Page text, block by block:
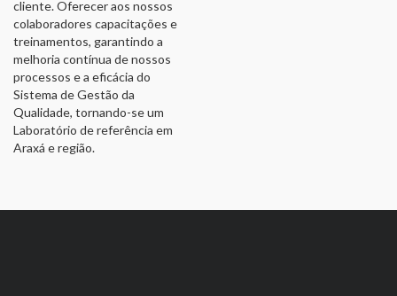
cliente. Oferecer aos nossos
colaboradores capacitações e
treinamentos, garantindo a
melhoria contínua de nossos
processos e a eficácia do
Sistema de Gestão da
Qualidade, tornando-se um
Laboratório de referência em
Araxá e região.